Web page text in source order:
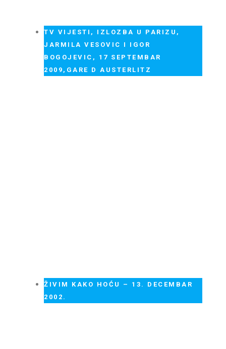
TV VIJESTI, IZLOZBA U PARIZU,
JARMILA VESOVIC I IGOR
BOGOJEVIC, 17 SEPTEMBAR
2009,GARE D AUSTERLITZ
ŽIVIM KAKO HOĆU – 13. DECEMBAR
2002.